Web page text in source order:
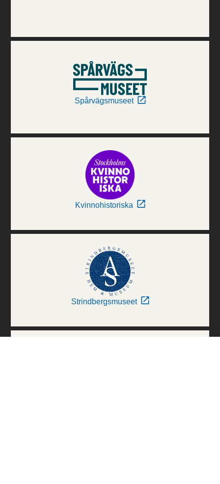
Spårvägsmuseet
Kvinnohistoriska
Strindbergsmuseet